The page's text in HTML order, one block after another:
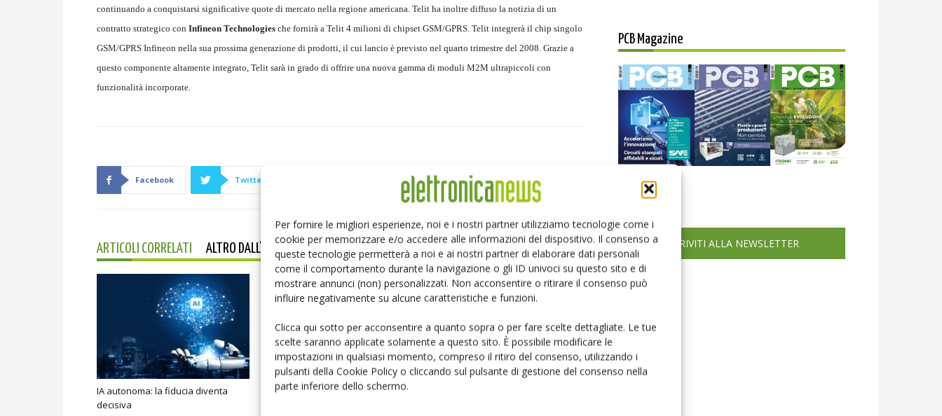
Per fornire le migliori esperienze, noi e i nostri partner utilizziamo tecnologie come i
cookie per memorizzare e/o accedere alle informazioni del dispositivo. Il consenso a
queste tecnologie permetterà a noi e ai nostri partner di elaborare dati personali
come il comportamento durante la navigazione o gli ID univoci su questo sito e di
mostrare annunci (non) personalizzati. Non acconsentire o ritirare il consenso può
influire negativamente su alcune caratteristiche e funzioni.
Clicca qui sotto per acconsentire a quanto sopra o per fare scelte dettagliate. Le tue
scelte saranno applicate solamente a questo sito. È possibile modificare le
impostazioni in qualsiasi momento, compreso il ritiro del consenso, utilizzando i
pulsanti della Cookie Policy o cliccando sul pulsante di gestione del consenso nella
parte inferiore dello schermo.
continuando a conquistarsi significative quote di mercato nella regione americana. Telit ha inoltre diffuso la notizia di un
contratto strategico con Infineon Technologies che fornirà a Telit 4 milioni di chipset GSM/GPRS. Telit integrerà il chip singolo
GSM/GPRS Infineon nella sua prossima generazione di prodotti, il cui lancio è previsto nel quarto trimestre del 2008. Grazie a
questo componente altamente integrato, Telit sarà in grado di offrire una nuova gamma di moduli M2M ultrapiccoli con
funzionalità incorporate.
Facebook Twitter Pinterest Email
ARTICOLI CORRELATI ALTRO DALL'AUTORE
IA autonoma: la fiducia diventa
decisiva
Smart home: la sfida passa da
PCB Magazine
Edicola web
ISCRIVITI ALLA NEWSLETTER